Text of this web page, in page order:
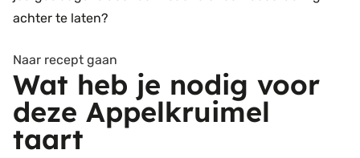
achter te laten?
Naar recept gaan
Wat heb je nodig voor
deze Appelkruimel
taart